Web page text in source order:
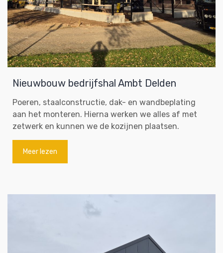
Nieuwbouw bedrijfshal Ambt Delden
Poeren, staalconstructie, dak- en wandbeplating
aan het monteren. Hierna werken we alles af met
zetwerk en kunnen we de kozijnen plaatsen.
Meer lezen